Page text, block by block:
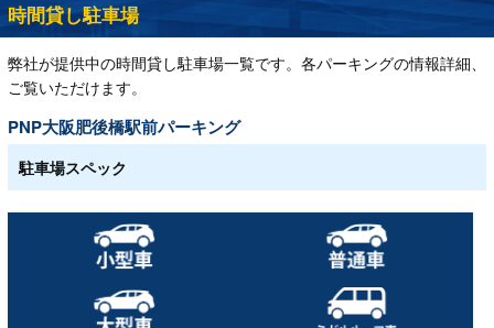
時間貸し駐車場
弊社が提供中の時間貸し駐車場一覧です。各パーキングの情報詳細、
ご覧いただけます。
PNP大阪肥後橋駅前パーキング
駐車場スペック